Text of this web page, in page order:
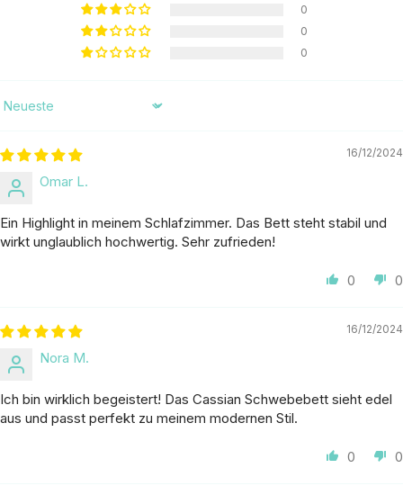
0
0
0
Sort by
16/12/2024
Omar L.
Ein Highlight in meinem Schlafzimmer. Das Bett steht stabil und
wirkt unglaublich hochwertig. Sehr zufrieden!
0 0
16/12/2024
Nora M.
Ich bin wirklich begeistert! Das Cassian Schwebebett sieht edel
aus und passt perfekt zu meinem modernen Stil.
0 0